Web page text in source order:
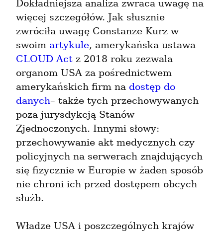
Dokładniejsza analiza zwraca uwagę na
więcej szczegółów. Jak słusznie
zwróciła uwagę Constanze Kurz w
swoim artykule
CLOUD Act z 2018 roku zezwala
organom USA za pośrednictwem
amerykańskich firm na dostęp do
danych– także tych przechowywanych
poza jurysdykcją Stanów
Zjednoczonych. Innymi słowy:
przechowywanie akt medycznych czy
policyjnych na serwerach znajdujących
się fizycznie w Europie w żaden sposób
nie chroni ich przed dostępem obcych
służb.
Władze USA i poszczególnych krajów